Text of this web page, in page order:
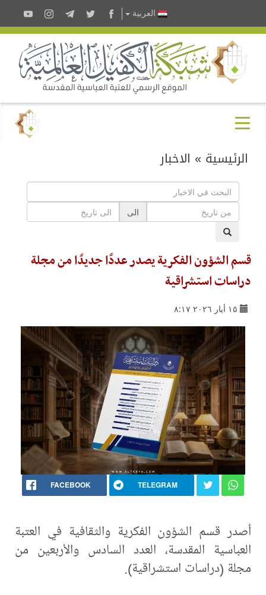
العربية
الرئيسية » الاخبار
الى
قسم الشؤون الفكرية يصدر عددًا جديدًا من مجلة
دراسات استشراقية
١٥ أيار ٢٠٢٦ ٨:١٧
FACEBOOK TELEGRAM
أصدر قسم الشؤون الفكرية والثقافية في العتبة
العباسية المقدسة، العدد السادس والأربعين من
مجلة (دراسات استشراقية).